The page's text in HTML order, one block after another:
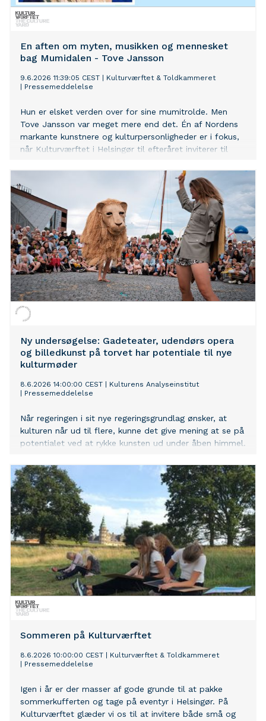
En aften om myten, musikken og mennesket
bag Mumidalen - Tove Jansson
9.6.2026 11:39:05 CEST
Kulturværftet & Toldkammeret
Pressemeddelelse
Hun er elsket verden over for sine mumitrolde. Men
Tove Jansson var meget mere end det. Én af Nordens
markante kunstnere og kulturpersonligheder er i fokus,
når Kulturværftet i Helsingør til efteråret inviterer til
aften, jazz, oplæsning, visuelle stemninger og en særlig
Mumi-menu.
Ny undersøgelse: Gadeteater, udendørs opera
og billedkunst på torvet har potentiale til nye
kulturmøder
8.6.2026 14:00:00 CEST
Kulturens Analyseinstitut
Pressemeddelelse
Når regeringen i sit nye regeringsgrundlag ønsker, at
kulturen når ud til flere, kunne det give mening at se på
potentialet ved at rykke kunsten ud under åben himmel.
der potentiale til meget mere end kunstoplevelser. Det
viser en ny undersøgelse fra Kulturens Analyseinstitut,
der har undersøgt hvad midlertidig kunst betyder for
mennesker og byrum. Kunsten kan nå nye målgrupper
og bringe mennesker sammen, og den kan være en
positiv forstyrrelse i kendte omgivelser.
Sommeren på Kulturværftet
8.6.2026 10:00:00 CEST
Kulturværftet & Toldkammeret
Pressemeddelelse
Igen i år er der masser af gode grunde til at pakke
sommerkufferten og tage på eventyr i Helsingør. På
Kulturværftet glæder vi os til at invitere både små og